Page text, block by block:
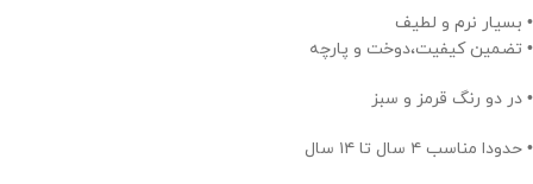
• بسیار نرم و لطیف
• تضمین کیفیت،دوخت و پارچه
• در دو رنگ قرمز و سبز
• حدودا مناسب ۴ سال تا ۱۴ سال